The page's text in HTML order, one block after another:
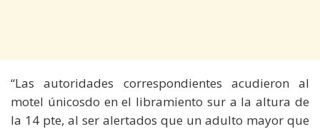
“Las autoridades correspondientes acudieron al
motel únicosdo en el libramiento sur a la altura de
la 14 pte, al ser alertados que un adulto mayor que